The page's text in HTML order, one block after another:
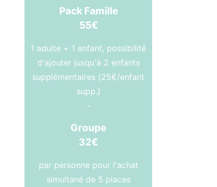
Pack Famille
55€
1 adulte + 1 enfant, possibilité
d'ajouter jusqu'à 2 enfants
supplémentaires (25€/enfant
supp.)
-
Groupe
32€
par personne pour l'achat
simultané de 5 places